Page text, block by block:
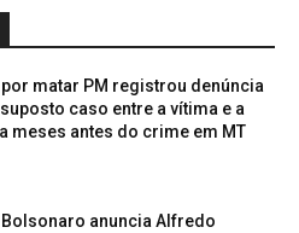
matar PM registrou denúncia
caso entre a vítima e a
meses antes do crime em MT
Bolsonaro anuncia Alfredo